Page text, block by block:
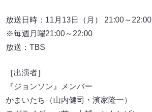
放送日時：11月13日（月） 21:00～22:00
※毎週月曜21:00～22:00
放送：TBS
［出演者］
『ジョンソン』メンバー
かまいたち（山内健司・濱家隆一）